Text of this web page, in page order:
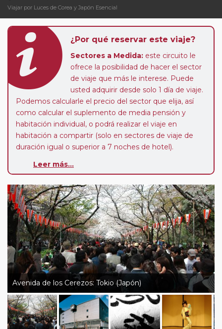
Viajar por Luces de Corea y Japón Esencial
¿Por qué reservar este viaje?
Sectores a Medida: este circuito le
ofrece la posibilidad de hacer el sector
de viaje que más le interese. Puede
usted adquirir desde solo 1 día de viaje.
Podemos calcularle el precio del sector que elija, así
como calcular el suplemento de media pensión y
habitación individual, o podrá realizar el viaje en
habitación a compartir (solo en sectores de viaje de
duración igual o superior a 7 noches de hotel).
año, ofrece a los pasajeros que ya hayan viajado con
nuestro Club de Pasajeros (cuya obtención se realiza
tras rellenar el cuestionario de satisfacción en "Mi viaje")
o los que estén en luna de miel contarán con un
descuento del 5%.
Leer más...
Avenida de los Cerezos: Tokio (Japón)